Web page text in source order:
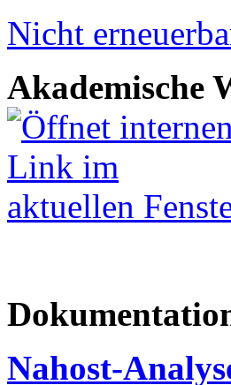
Nicht
Akademische
Nahost-